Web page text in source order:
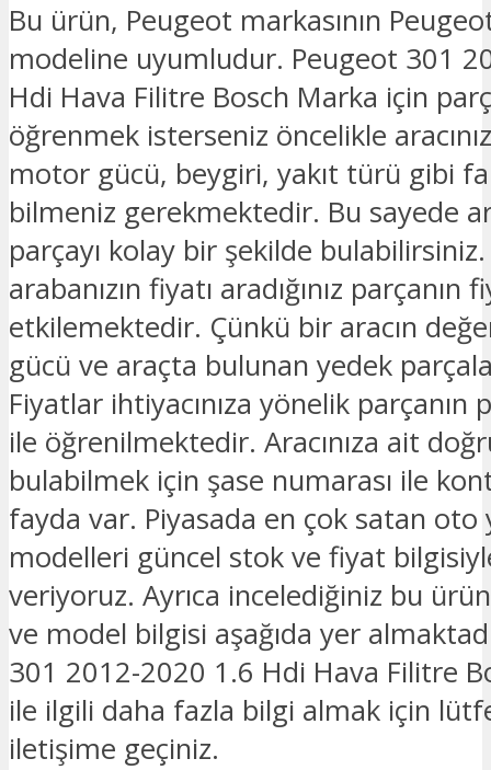
Bu ürün, Peugeot markasının
modeline uyumludur. Peugeot 301
Hdi Hava Filitre Bosch Marka için
öğrenmek isterseniz öncelikle
motor gücü, beygiri, yakıt türü gibi
bilmeniz gerekmektedir. Bu sayede
parçayı kolay bir şekilde bulabilirsiniz.
arabanızın fiyatı aradığınız parçanın
etkilemektedir. Çünkü bir aracın
gücü ve araçta bulunan yedek
Fiyatlar ihtiyacınıza yönelik parçanın
ile öğrenilmektedir. Aracınıza ait
bulabilmek için şase numarası ile
fayda var. Piyasada en çok satan oto
modelleri güncel stok ve fiyat
veriyoruz. Ayrıca incelediğiniz bu
ve model bilgisi aşağıda yer
301 2012-2020 1.6 Hdi Hava Filitre
ile ilgili daha fazla bilgi almak için
iletişime geçiniz.